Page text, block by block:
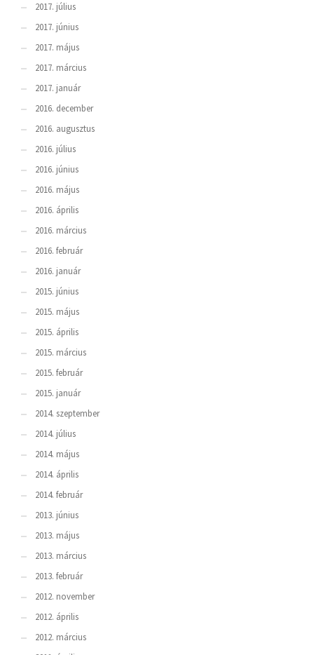
2017. július
2017. június
2017. május
2017. március
2017. január
2016. december
2016. augusztus
2016. július
2016. június
2016. május
2016. április
2016. március
2016. február
2016. január
2015. június
2015. május
2015. április
2015. március
2015. február
2015. január
2014. szeptember
2014. július
2014. május
2014. április
2014. február
2013. június
2013. május
2013. március
2013. február
2012. november
2012. április
2012. március